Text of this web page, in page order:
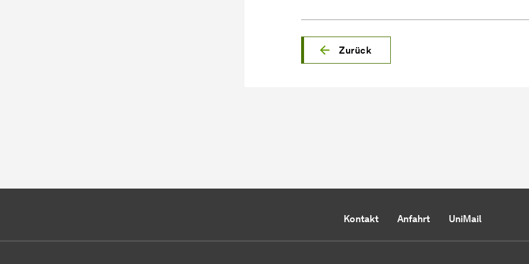
Zurück
Kontakt Anfahrt UniMail